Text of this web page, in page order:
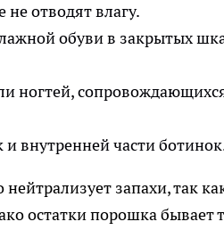
отводят влагу.
обуви в закрытых
ногтей,
внутренней части
запахи, так
остатки порошка бывает